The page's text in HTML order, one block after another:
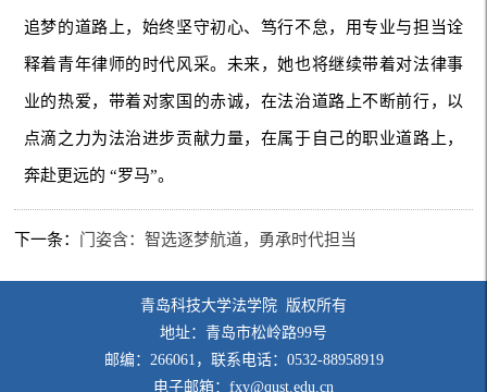
追梦的道路上，始终坚守初心、笃行不怠，用专业与担当诠
释着青年律师的时代风采。未来，她也将继续带着对法律事
业的热爱，带着对家国的赤诚，在法治道路上不断前行，以
点滴之力为法治进步贡献力量，在属于自己的职业道路上，
奔赴更远的 “罗马”。
下一条： 门姿含：智选逐梦航道，勇承时代担当
青岛科技大学法学院 版权所有
地址：青岛市松岭路99号
邮编：266061，联系电话：0532-88958919
电子邮箱：fxy@qust.edu.cn